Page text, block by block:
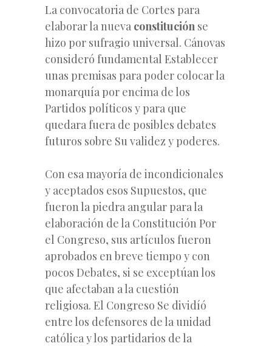
La convocatoria de Cortes para
elaborar la nueva constitución se
hizo por sufragio universal. Cánovas
consideró fundamental Establecer
unas premisas para poder colocar la
monarquía por encima de los
Partidos políticos y para que
quedara fuera de posibles debates
futuros sobre Su validez y poderes.
Con esa mayoría de incondicionales
y aceptados esos Supuestos, que
fueron la piedra angular para la
elaboración de la Constitución Por
el Congreso, sus artículos fueron
aprobados en breve tiempo y con
pocos Debates, si se exceptúan los
que afectaban a la cuestión
religiosa. El Congreso Se dividíó
entre los defensores de la unidad
católica y los partidarios de la